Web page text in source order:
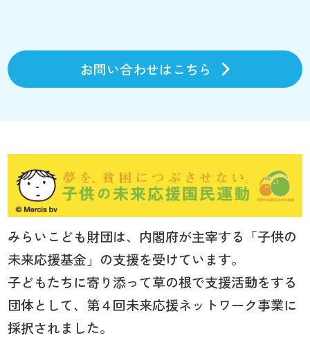
お問い合わせはこちら
みらいこども財団は、内閣府が主宰する「子供の
未来応援基金」の支援を受けています。
子どもたちに寄り添って草の根で支援活動をする
団体として、第４回未来応援ネットワーク事業に
採択されました。